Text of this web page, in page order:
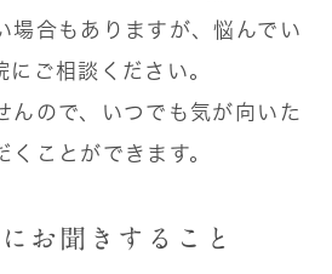
場合もありますが、悩んでい
にご相談ください。
んので、いつでも気が向いた
くことができます。
お聞きすること